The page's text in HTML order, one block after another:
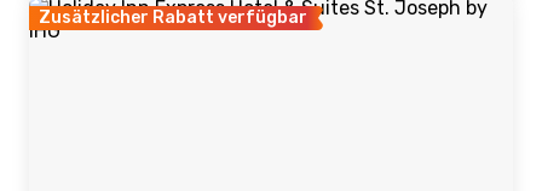
Zusätzlicher Rabatt verfügbar